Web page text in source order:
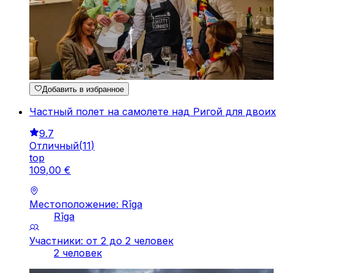
Добавить в избранное
Частный полет на самолете над Ригой для двоих
9.7
Отличный(11)
top
109,00 €
Местоположение: Rīga
Rīga
Участники: от 2 до 2 человек
2 человек